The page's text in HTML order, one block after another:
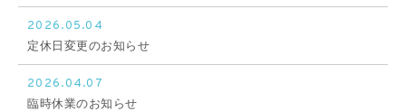
2026.05.04
定休日変更のお知らせ
2026.04.07
臨時休業のお知らせ